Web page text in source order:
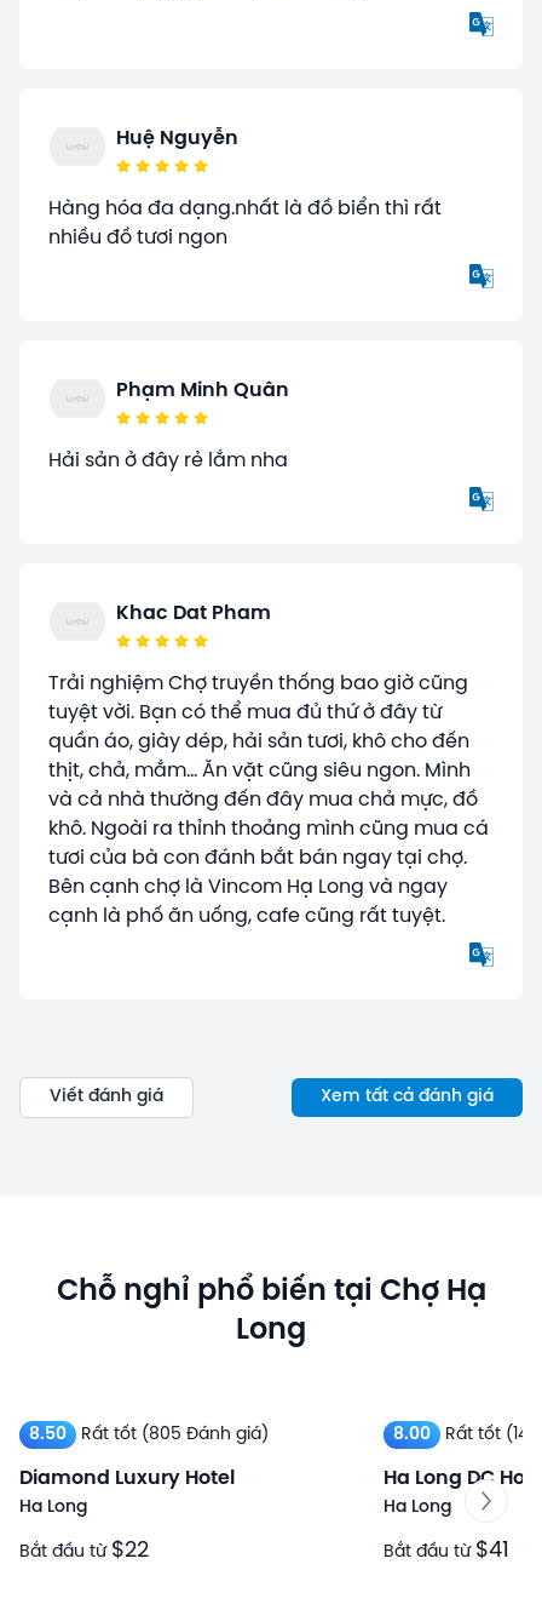
Huệ Nguyễn
Hàng hóa đa dạng.nhất là đồ biển thì rất
nhiều đồ tươi ngon
Phạm Minh Quân
Hải sản ở đây rẻ lắm nha
Khac Dat Pham
Trải nghiệm Chợ truyền thống bao giờ cũng
tuyệt vời. Bạn có thể mua đủ thứ ở đây từ
quần áo, giày dép, hải sản tươi, khô cho đến
thịt, chả, mắm... Ăn vặt cũng siêu ngon. Mình
và cả nhà thường đến đây mua chả mực, đồ
khô. Ngoài ra thỉnh thoảng mình cũng mua cá
tươi của bà con đánh bắt bán ngay tại chợ.
Bên cạnh chợ là Vincom Hạ Long và ngay
cạnh là phố ăn uống, cafe cũng rất tuyệt.
Viết đánh giá Xem tất cả đánh giá
Chỗ nghỉ phổ biến tại Chợ Hạ
Long
8.50 Rất tốt (805 Đánh giá)
Diamond Luxury Hotel
Ha Long
Bắt đầu từ $22
8.00 Rất tốt
Ha Long DC
Ha Long
Bắt đầu từ $41